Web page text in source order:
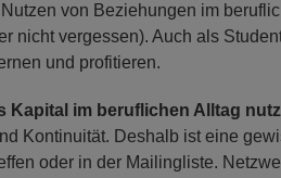
von Beziehungen im
nicht vergessen). Auch als
und profitieren.
Kapital im beruflichen Alltag
Kontinuität. Deshalb ist eine
oder in der Mailingliste.